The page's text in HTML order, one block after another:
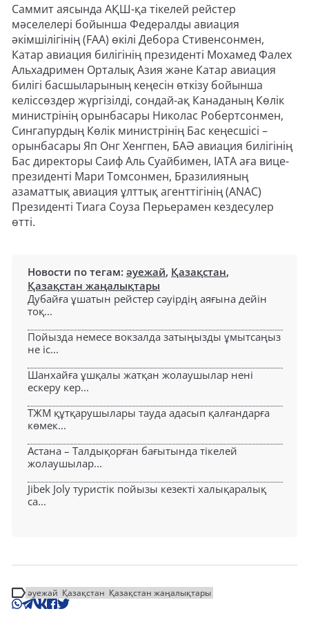
Саммит аясында АҚШ-қа тікелей рейстер
мәселелері бойынша Федералды авиация
әкімшілігінің (FAA) өкілі Дебора Стивенсонмен,
Катар авиация билігінің президенті Мохамед Фалех
Альхадримен Орталық Азия және Катар авиация
билігі басшыларының кеңесін өткізу бойынша
келіссөздер жүргізілді, сондай-ақ Канаданың Көлік
министрінің орынбасары Николас Робертсонмен,
Сингапурдың Көлік министрінің Бас кеңесшісі –
орынбасары Яп Онг Хенгпен, БАӘ авиация билігінің
Бас директоры Саиф Аль Суайбимен, IATA аға вице-
президенті Мари Томсонмен, Бразилияның
азаматтық авиация ұлттық агенттігінің (ANAC)
Президенті Тиага Соуза Перьерамен кездесулер
өтті.
Новости по тегам: әуежай, Қазақстан,
Қазақстан жаңалықтары
Дубайға ұшатын рейстер сәуірдің аяғына дейін
тоқ...
Пойызда немесе вокзалда затыңызды ұмытсаңыз
не іс...
Шанхайға ұшқалы жатқан жолаушылар нені
ескеру кер...
ТЖМ құтқарушылары тауда адасып қалғандарға
көмек...
Астана – Талдықорған бағытында тікелей
жолаушылар...
Jibek Joly туристік пойызы кезекті халықаралық
са...
әуежай Қазақстан Қазақстан жаңалықтары